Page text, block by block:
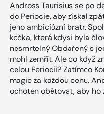
Andross Taurisius se po
do Periocie, aby získal
jeho ambiciózní bratr.
kočka, která kdysi byla
nesmrtelný Obdařený s
mohl zemřít. Ale co když
celou Periocii? Zatímco
magie za každou cenu,
ochoten obětovat, aby ho